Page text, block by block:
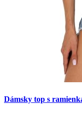
Dámsky top s